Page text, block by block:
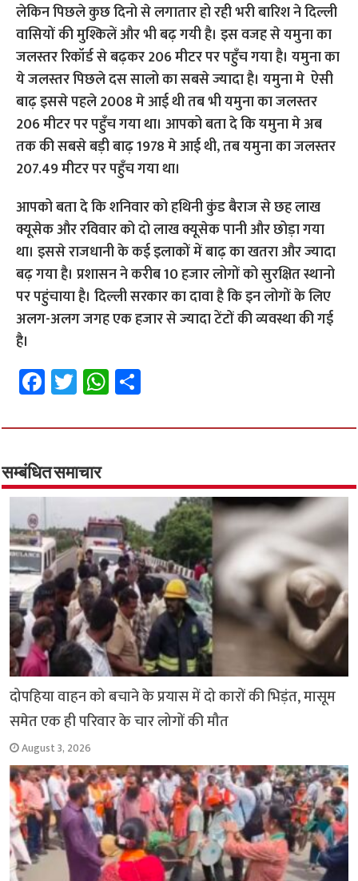
लेकिन पिछले कुछ दिनो से लगातार हो रही भरी बारिश ने दिल्ली
वासियों की मुश्किलें और भी बढ़ गयी है। इस वजह से यमुना का
जलस्तर रिकॉर्ड से बढ़कर 206 मीटर पर पहुँच गया है। यमुना का
ये जलस्तर पिछले दस सालो का सबसे ज्यादा है। यमुना मे ऐसी
बाढ़ इससे पहले 2008 मे आई थी तब भी यमुना का जलस्तर
206 मीटर पर पहुँच गया था। आपको बता दे कि यमुना मे अब
तक की सबसे बड़ी बाढ़ 1978 मे आई थी, तब यमुना का जलस्तर
207.49 मीटर पर पहुँच गया था।
आपको बता दे कि शनिवार को हथिनी कुंड बैराज से छह लाख
क्यूसेक और रविवार को दो लाख क्यूसेक पानी और छोड़ा गया
था। इससे राजधानी के कई इलाकों में बाढ़ का खतरा और ज्यादा
बढ़ गया है। प्रशासन ने करीब 10 हजार लोगों को सुरक्षित स्थानो
पर पहुंचाया है। दिल्ली सरकार का दावा है कि इन लोगों के लिए
अलग-अलग जगह एक हजार से ज्यादा टेंटों की व्यवस्था की गई
है।
Fa
ce
b
o
o
k
T
wi
tt
er
W
h
at
p
p
ar
सम्बंधित समाचार
दोपहिया वाहन को बचाने के प्रयास में दो कारों की भिड़ंत, मासूम
समेत एक ही परिवार के चार लोगों की मौत
August 3, 2026